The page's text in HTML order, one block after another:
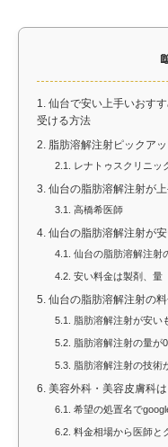
1.
仙台で安い上手いおす
受ける方法
2. 脂肪溶解注射ピックア
2.1. レナトゥスクリニッ
3. 仙台の脂肪溶解注射が
3.1. 高橋希医師
4. 仙台の脂肪溶解注射が
4.1. 仙台の脂肪溶解注射
4.2. 安い料金は製剤、量
5. 仙台の脂肪溶解注射の
5.1. 脂肪溶解注射が安い
5.2. 脂肪溶解注射の量が
5.3. 脂肪溶解注射の技術
6. 美容外科・美容皮膚科
6.1. 希望の処置名で
6.2. 料金相場から医師と